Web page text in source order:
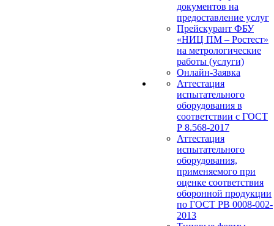
документов на
предоставление услуг
Прейскурант ФБУ
«НИЦ ПМ – Ростест»
на метрологические
работы (услуги)
Онлайн-Заявка
Аттестация
испытательного
оборудования в
соответствии с ГОСТ
Р 8.568-2017
Аттестация
испытательного
оборудования,
применяемого при
оценке соответствия
оборонной продукции
по ГОСТ РВ 0008-002-
2013